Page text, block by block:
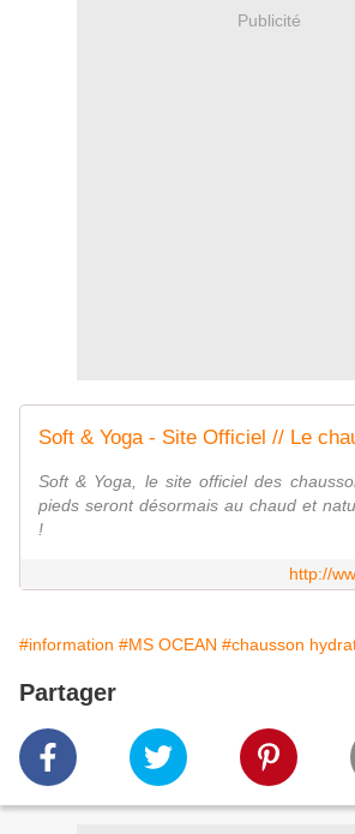
Publicité
Soft & Yoga - Site Officiel // Le
Soft & Yoga, le site officiel des
pieds seront désormais au chaud et
!
http://
#information #MS OCEAN #chausson
Partager